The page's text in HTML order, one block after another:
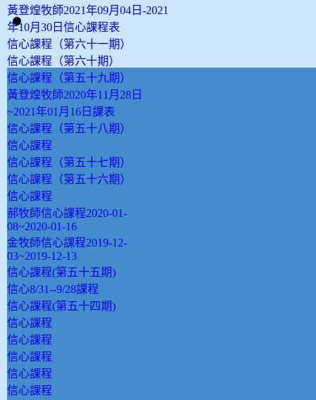
黃登煌牧師2021年09月04日-2021
年10月30日信心課程表
信心課程（第六十一期）
信心課程（第六十期）
信心課程（第五十九期）
黃登煌牧師2020年11月28日
~2021年01月16日課表
信心課程（第五十八期）
信心課程
信心課程（第五十七期）
信心課程（第五十六期）
信心課程
郝牧師信心課程2020-01-
08~2020-01-16
金牧師信心課程2019-12-
03~2019-12-13
信心課程(第五十五期)
信心8/31--9/28課程
信心課程(第五十四期)
信心課程
信心課程
信心課程
信心課程
信心課程